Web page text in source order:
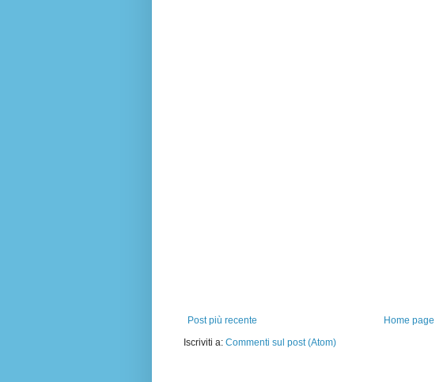
Post più recente
Home page
Iscriviti a: Commenti sul post (Atom)